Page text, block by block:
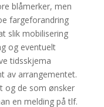
blåmerker, men
fargeforandring
slik mobilisering
og eventuelt
tidsskjema
av arrangementet.
og de som ønsker
en melding på tlf.